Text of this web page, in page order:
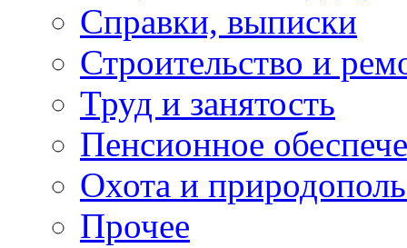
Справки, выписки
Строительство и
Труд и занятость
Пенсионное
Охота и
Прочее